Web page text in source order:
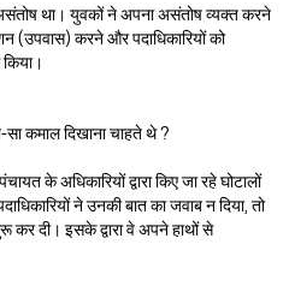
था। युवकों ने अपना असंतोष व्यक्त करने
(उपवास) करने और पदाधिकारियों को
कमाल दिखाना चाहते थे ?
के अधिकारियों द्वारा किए जा रहे घोटालों
ने उनकी बात का जवाब न दिया, तो
कर दी। इसके द्वारा वे अपने हाथों से